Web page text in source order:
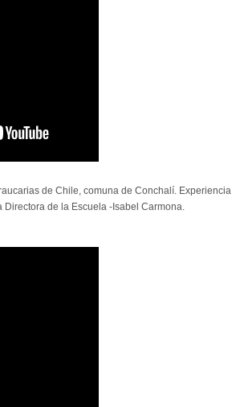
de Chile, comuna de Conchalí. Experiencia
de la Escuela -Isabel Carmona.